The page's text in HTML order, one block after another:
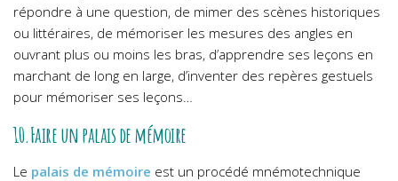
répondre à une question, de mimer des scènes historiques
ou littéraires, de mémoriser les mesures des angles en
ouvrant plus ou moins les bras, d’apprendre ses leçons en
marchant de long en large, d’inventer des repères gestuels
pour mémoriser ses leçons…
10.Faire un palais de mémoire
Le palais de mémoire est un procédé mnémotechnique